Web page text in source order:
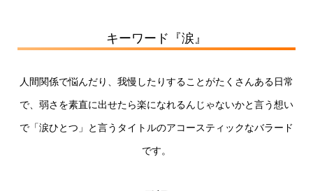
キーワード『涙』
人間関係で悩んだり、我慢したりすることがたくさんある日常
で、弱さを素直に出せたら楽になれるんじゃないかと言う想い
で「涙ひとつ」と言うタイトルのアコースティックなバラード
です。